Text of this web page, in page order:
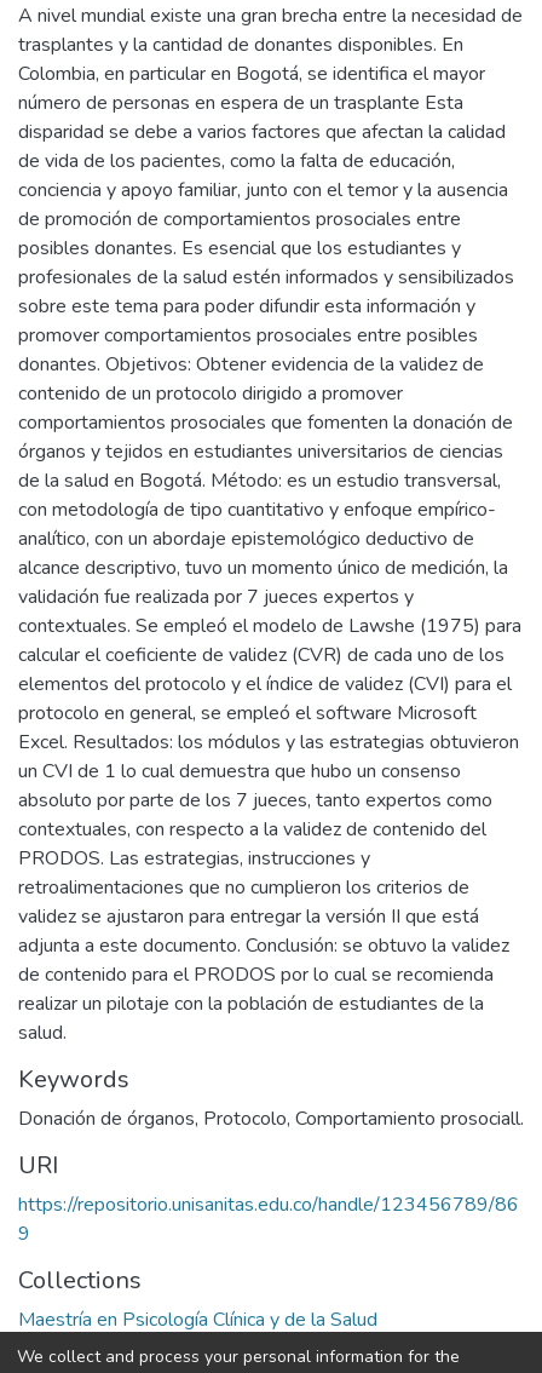
A nivel mundial existe una gran brecha entre la necesidad de
trasplantes y la cantidad de donantes disponibles. En
Colombia, en particular en Bogotá, se identifica el mayor
número de personas en espera de un trasplante Esta
disparidad se debe a varios factores que afectan la calidad
de vida de los pacientes, como la falta de educación,
conciencia y apoyo familiar, junto con el temor y la ausencia
de promoción de comportamientos prosociales entre
posibles donantes. Es esencial que los estudiantes y
profesionales de la salud estén informados y sensibilizados
sobre este tema para poder difundir esta información y
promover comportamientos prosociales entre posibles
donantes. Objetivos: Obtener evidencia de la validez de
contenido de un protocolo dirigido a promover
comportamientos prosociales que fomenten la donación de
órganos y tejidos en estudiantes universitarios de ciencias
de la salud en Bogotá. Método: es un estudio transversal,
con metodología de tipo cuantitativo y enfoque empírico-
analítico, con un abordaje epistemológico deductivo de
alcance descriptivo, tuvo un momento único de medición, la
validación fue realizada por 7 jueces expertos y
contextuales. Se empleó el modelo de Lawshe (1975) para
calcular el coeficiente de validez (CVR) de cada uno de los
elementos del protocolo y el índice de validez (CVI) para el
protocolo en general, se empleó el software Microsoft
Excel. Resultados: los módulos y las estrategias obtuvieron
un CVI de 1 lo cual demuestra que hubo un consenso
absoluto por parte de los 7 jueces, tanto expertos como
contextuales, con respecto a la validez de contenido del
PRODOS. Las estrategias, instrucciones y
retroalimentaciones que no cumplieron los criterios de
validez se ajustaron para entregar la versión II que está
adjunta a este documento. Conclusión: se obtuvo la validez
de contenido para el PRODOS por lo cual se recomienda
realizar un pilotaje con la población de estudiantes de la
salud.
Keywords
Donación de órganos, Protocolo, Comportamiento prosociall.
URI
https://repositorio.unisanitas.edu.co/handle/123456789/86
9
Collections
Maestría en Psicología Clínica y de la Salud
We collect and process your personal information for the